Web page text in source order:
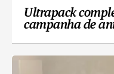
Ultrapack
campanha de